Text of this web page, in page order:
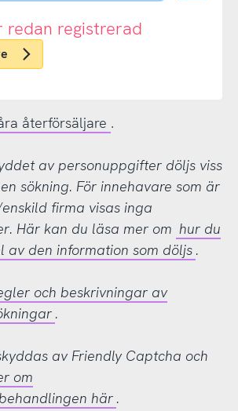
redan registrerad
återförsäljare .
av personuppgifter döljs viss
sökning. För innehavare som är
firma visas inga
Här kan du läsa mer om hur du
den information som döljs .
och beskrivningar av
.
av Friendly Captcha och
om
här .